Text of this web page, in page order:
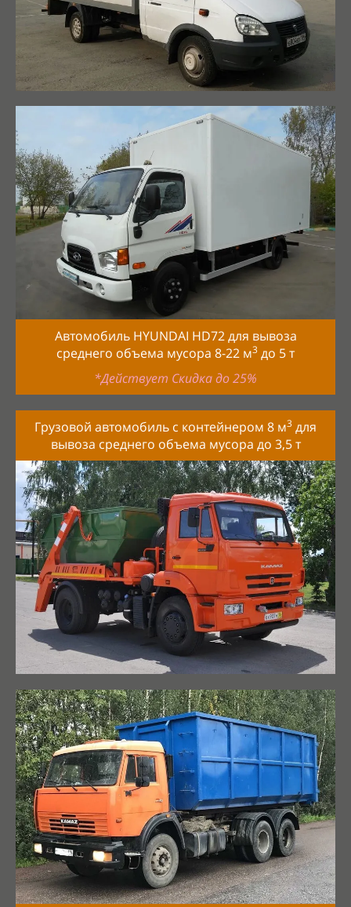
Автомобиль HYUNDAI HD72 для вывоза
среднего объема мусора 8-22 м3 до 5 т
*Действует Скидка до 25%
Грузовой автомобиль с контейнером 8 м3 для
вывоза среднего объема мусора до 3,5 т